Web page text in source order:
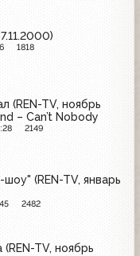
1818
(REN-TV, ноябрь
– Can’t Nobody
2149
(REN-TV, январь
2482
TV, ноябрь